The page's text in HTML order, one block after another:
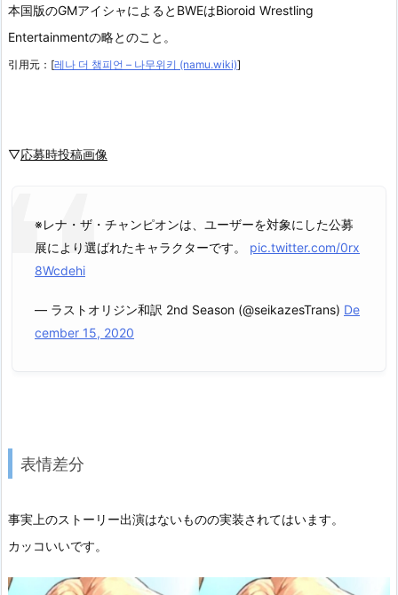
本国版のGMアイシャによるとBWEはBioroid Wrestling
Entertainmentの略とのこと。
引用元：[레나 더 챔피언 – 나무위키 (namu.wiki)]
▽応募時投稿画像
※レナ・ザ・チャンピオンは、ユーザーを対象にした公募
展により選ばれたキャラクターです。 pic.twitter.com/0rx
8Wcdehi
— ラストオリジン和訳 2nd Season (@seikazesTrans) De
cember 15, 2020
表情差分
事実上のストーリー出演はないものの実装されてはいます。
カッコいいです。